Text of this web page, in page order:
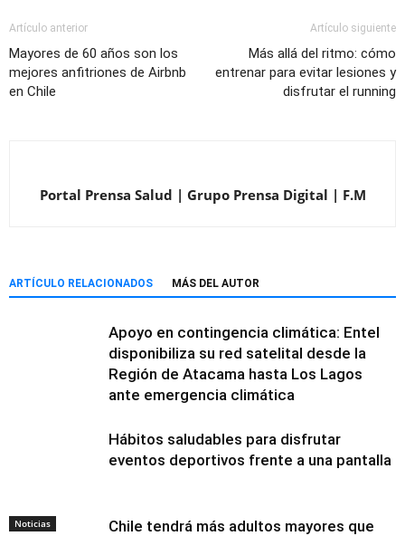
Artículo anterior
Mayores de 60 años son los
mejores anfitriones de Airbnb
en Chile
Artículo siguiente
Más allá del ritmo: cómo
entrenar para evitar lesiones y
disfrutar el running
Portal Prensa Salud | Grupo Prensa Digital | F.M
ARTÍCULO RELACIONADOS MÁS DEL AUTOR
Noticias
Apoyo en contingencia climática: Entel
disponibiliza su red satelital desde la
Región de Atacama hasta Los Lagos
ante emergencia climática
Hábitos saludables para disfrutar
eventos deportivos frente a una pantalla
Chile tendrá más adultos mayores que